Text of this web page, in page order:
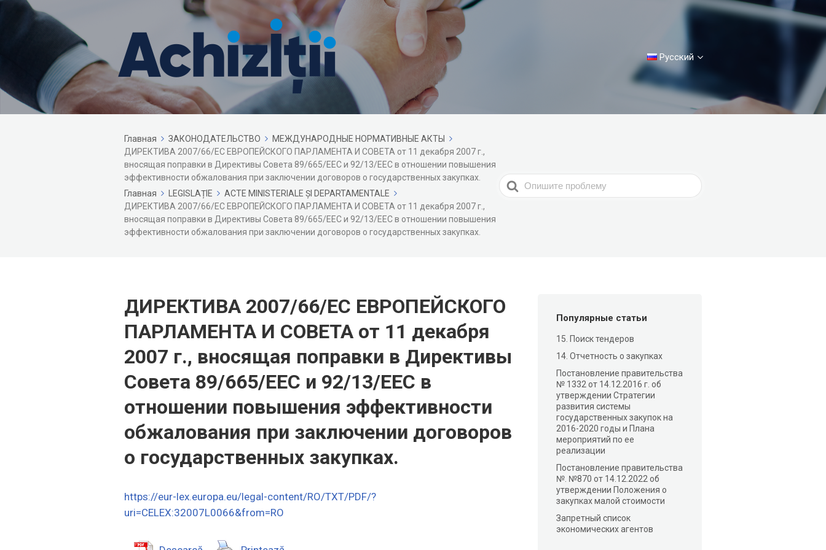
Русский
Главная ЗАКОНОДАТЕЛЬСТВО
МЕЖДУНАРОДНЫЕ НОРМАТИВНЫЕ АКТЫ
ДИРЕКТИВА 2007/66/ЕС ЕВРОПЕЙСКОГО ПАРЛАМЕНТА И СОВЕТА от 11 декабря 2007 г.,
вносящая поправки в Директивы Совета 89/665/ЕЕС и 92/13/ЕЕС в отношении повышения
эффективности обжалования при заключении договоров о государственных закупках.
Главная
LEGISLAȚIE
ACTE MINISTERIALE ȘI DEPARTAMENTALE
ДИРЕКТИВА 2007/66/ЕС ЕВРОПЕЙСКОГО ПАРЛАМЕНТА И СОВЕТА от 11 декабря 2007 г.,
вносящая поправки в Директивы Совета 89/665/ЕЕС и 92/13/ЕЕС в отношении повышения
эффективности обжалования при заключении договоров о государственных закупках.
Search
For
ДИРЕКТИВА 2007/66/ЕС ЕВРОПЕЙСКОГО
ПАРЛАМЕНТА И СОВЕТА от 11 декабря
2007 г., вносящая поправки в Директивы
Совета 89/665/ЕЕС и 92/13/ЕЕС в
отношении повышения эффективности
обжалования при заключении договоров
о государственных закупках.
https://eur-lex.europa.eu/legal-content/RO/TXT/PDF/?
uri=CELEX:32007L0066&from=RO
Популярные статьи
15. Поиск тендеров
14. Отчетность о закупках
Постановление правительства
№ 1332 от 14.12.2016 г. об
утверждении Стратегии
развития системы
государственных закупок на
2016-2020 годы и Плана
мероприятий по ее
реализации
Постановление правительства
№. №870 от 14.12.2022 об
утверждении Положения о
закупках малой стоимости
Запретный список
экономических агентов